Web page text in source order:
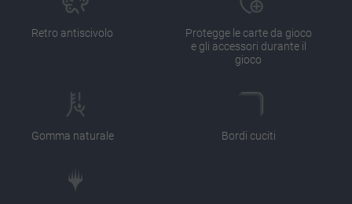
Retro antiscivolo
Protegge le carte da gioco
e gli accessori durante il
gioco
Gomma naturale Bordi cuciti